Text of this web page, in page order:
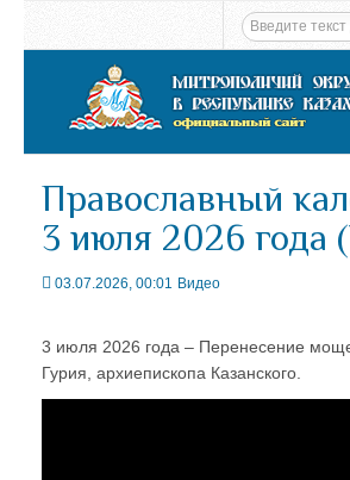
Православный
3 июля 2026
03.07.2026, 00:01 Видео
3 июля 2026 года – Перенесение
Гурия, архиепископа Казанского.